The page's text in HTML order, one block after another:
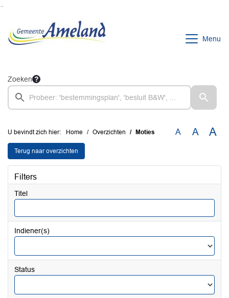
Menu
Zoeken
U bevindt zich hier: Home Overzichten Moties A A A
Terug naar overzichten
Filters
Titel
Indiener(s)
Status